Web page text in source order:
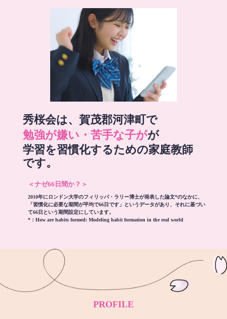
秀桜会は、賀茂郡河津町で
勉強が嫌い・苦手な子がが
学習を習慣化するための家庭教師
です。
＜ナゼ66日間か？＞
2010年にロンドン大学のフィリッパ・ラリー博士が発表した論文*のなかに、
「習慣化に必要な期間が平均で66日です」というデータがあり、それに基づい
て66日という期間設定にしています。
*： How are habits formed: Modeling habit formation in the real world
PROFILE